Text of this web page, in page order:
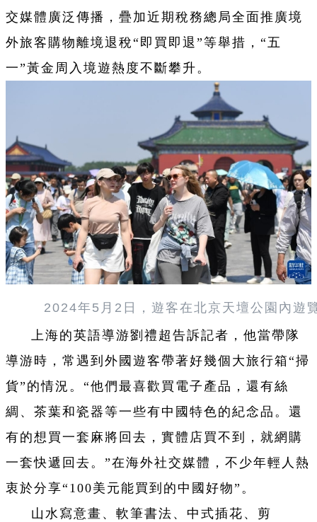
交媒體廣泛傳播，疊加近期稅務總局全面推廣境
外旅客購物離境退稅“即買即退”等舉措，“五
一”黃金周入境遊熱度不斷攀升。
2024年5月2日，遊客在北京天壇公園內遊
上海的英語導游劉禮超告訴記者，他當帶隊
導游時，常遇到外國遊客帶著好幾個大旅行箱“掃
貨”的情況。“他們最喜歡買電子產品，還有絲
綢、茶葉和瓷器等一些有中國特色的紀念品。還
有的想買一套麻將回去，實體店買不到，就網購
一套快遞回去。”在海外社交媒體，不少年輕人熱
衷於分享“100美元能買到的中國好物”。
山水寫意畫、軟筆書法、中式插花、剪